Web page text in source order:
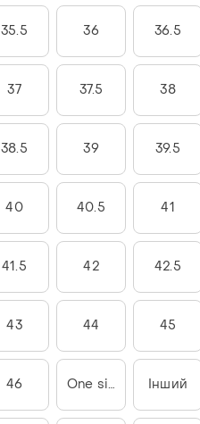
35.5 36 36.5
37 37.5 38
38.5 39 39.5
40 40.5 41
41.5 42 42.5
43 44 45
46 One size Інший